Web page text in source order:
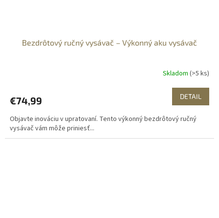
Bezdrôtový ručný vysávač – Výkonný aku vysávač
Skladom (>5 ks)
€74,99 DETAIL
Objavte inováciu v upratovaní. Tento výkonný bezdrôtový ručný
vysávač vám môže priniesť...